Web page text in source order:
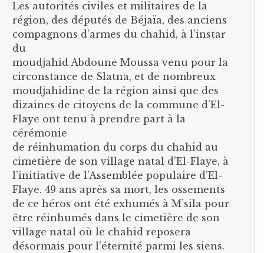
Les autorités civiles et militaires de la
région, des députés de Béjaïa, des anciens
compagnons d’armes du chahid, à l’instar
du
moudjahid Abdoune Moussa venu pour la
circonstance de Slatna, et de nombreux
moudjahidine de la région ainsi que des
dizaines de citoyens de la commune d’El-
Flaye ont tenu à prendre part à la
cérémonie
de réinhumation du corps du chahid au
cimetière de son village natal d’El-Flaye, à
l’initiative de l’Assemblée populaire d’El-
Flaye. 49 ans après sa mort, les ossements
de ce héros ont été exhumés à M’sila pour
être réinhumés dans le cimetière de son
village natal où le chahid reposera
désormais pour l’éternité parmi les siens.